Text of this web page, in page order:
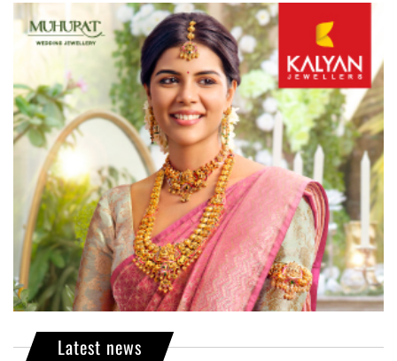
Latest news